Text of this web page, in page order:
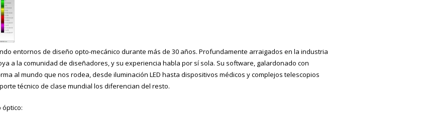
entornos de diseño opto-mecánico durante más de 30 años. Profundamente arraigados en la industria
a la comunidad de diseñadores, y su experiencia habla por sí sola. Su software, galardonado con
al mundo que nos rodea, desde iluminación LED hasta dispositivos médicos y complejos telescopios
técnico de clase mundial los diferencian del resto.